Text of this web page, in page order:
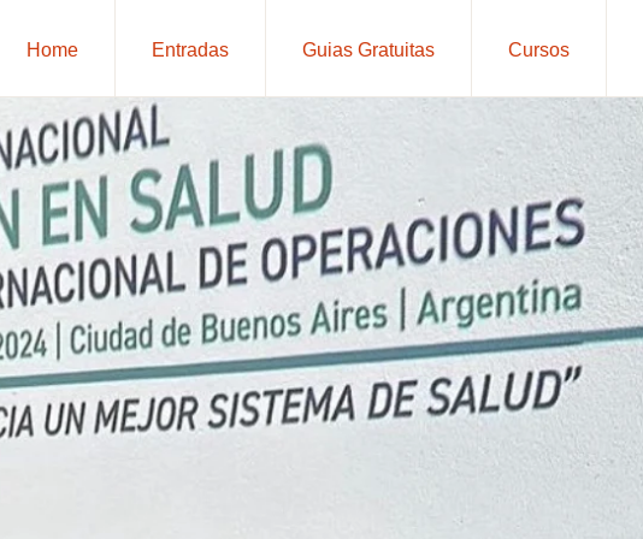
Home Entradas Guias Gratuitas Cursos